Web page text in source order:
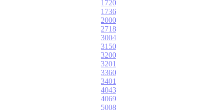
1720
1736
2000
2718
3004
3150
3200
3201
3360
3401
4043
4069
5008